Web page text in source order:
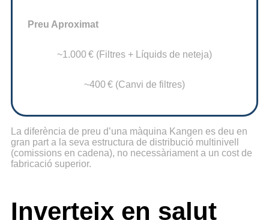
Preu Aproximat
~1.000 € (Filtres + Líquids de neteja)
~400 € (Canvi de filtres)
La diferència de preu d’una màquina Kangen es deu en
gran part a la seva estructura de distribució multinivell
(comissions en cadena), no necessàriament a un cost de
fabricació superior.
Inverteix en salut